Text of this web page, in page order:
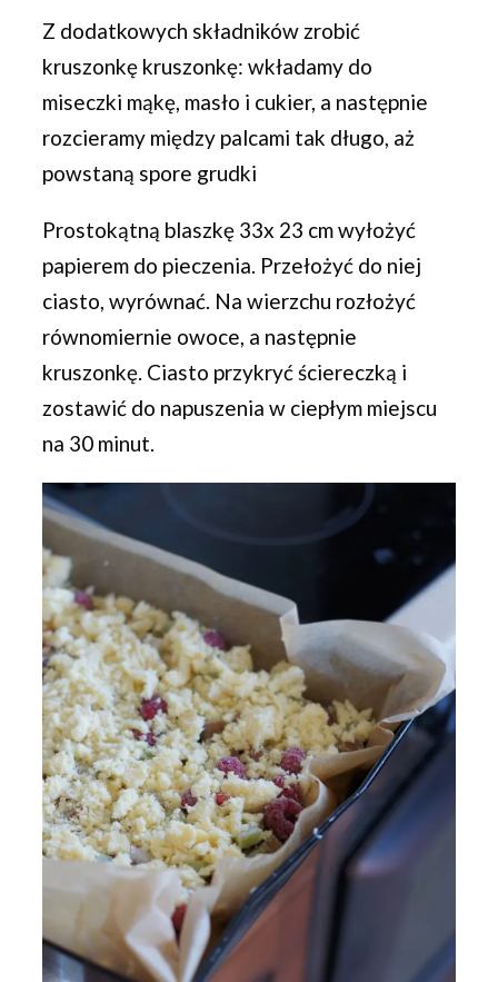
Z dodatkowych składników zrobić
kruszonkę kruszonkę: wkładamy do
miseczki mąkę, masło i cukier, a następnie
rozcieramy między palcami tak długo, aż
powstaną spore grudki
Prostokątną blaszkę 33x 23 cm wyłożyć
papierem do pieczenia. Przełożyć do niej
ciasto, wyrównać. Na wierzchu rozłożyć
równomiernie owoce, a następnie
kruszonkę. Ciasto przykryć ściereczką i
zostawić do napuszenia w ciepłym miejscu
na 30 minut.